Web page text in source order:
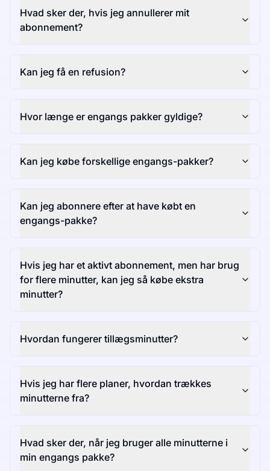
Hvad sker der, hvis jeg annullerer mit
abonnement?
Kan jeg få en refusion?
Hvor længe er engangs pakker gyldige?
Kan jeg købe forskellige engangs-pakker?
Kan jeg abonnere efter at have købt en
engangs-pakke?
Hvis jeg har et aktivt abonnement, men har brug
for flere minutter, kan jeg så købe ekstra
minutter?
Hvordan fungerer tillægsminutter?
Hvis jeg har flere planer, hvordan trækkes
minutterne fra?
Hvad sker der, når jeg bruger alle minutterne i
min engangs pakke?